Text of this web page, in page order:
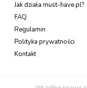
Jak działa must-have.pl?
FAQ
Regulamin
Polityka prywatności
Kontakt